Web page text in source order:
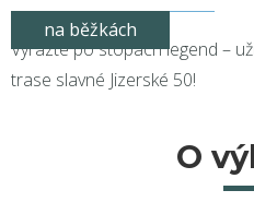
na běžkách
Vyrazte po stopách legend –
trase slavné Jizerské 50!
O